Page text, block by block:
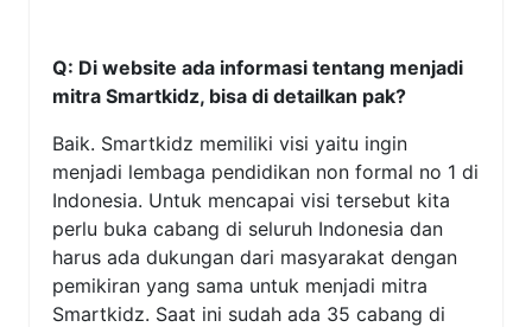
Q: Di website ada informasi tentang menjadi
mitra Smartkidz, bisa di detailkan pak?
Baik. Smartkidz memiliki visi yaitu ingin
menjadi lembaga pendidikan non formal no 1 di
Indonesia. Untuk mencapai visi tersebut kita
perlu buka cabang di seluruh Indonesia dan
harus ada dukungan dari masyarakat dengan
pemikiran yang sama untuk menjadi mitra
Smartkidz. Saat ini sudah ada 35 cabang di